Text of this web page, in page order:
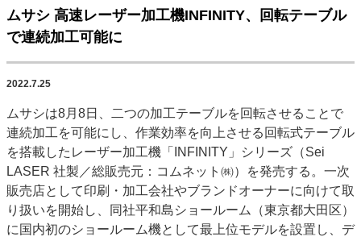
TOP
新着記事
インタビュー
コレクション
SDGs・地域
ポストプレス ビジネス イベント 信用情報
市場・統計
人事・移転・異動・訃報
特集記事カテゴリー一覧
2022 見える化・MIS特集
特集・デジタル印刷 アイデアで勝負！ ～多様なビジネス・多彩な商材～
ムサシ 高速レーザー加工機INFINITY、回転テーブル
で連続加工可能に
2022.7.25
ムサシは8月8日、二つの加工テーブルを回転させることで
連続加工を可能にし、作業効率を向上させる回転式テーブル
を搭載したレーザー加工機「INFINITY」シリーズ（Sei
LASER 社製／総販売元：コムネット㈱）を発売する。一次
販売店として印刷・加工会社やブランドオーナーに向けて取
り扱いを開始し、同社平和島ショールーム（東京都大田区）
に国内初のショールーム機として最上位モデルを設置し、デ